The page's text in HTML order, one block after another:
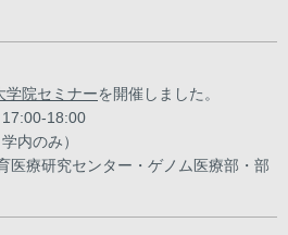
学院セミナーを開催しました。
18:00
内のみ）
療研究センター・ゲノム医療部・部